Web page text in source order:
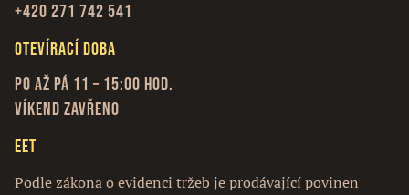
+420 271 742 541
Otevírací doba
Po až Pá 11 – 15:00 hod.
Víkend zavřeno
EET
Podle zákona o evidenci tržeb je prodávající povinen